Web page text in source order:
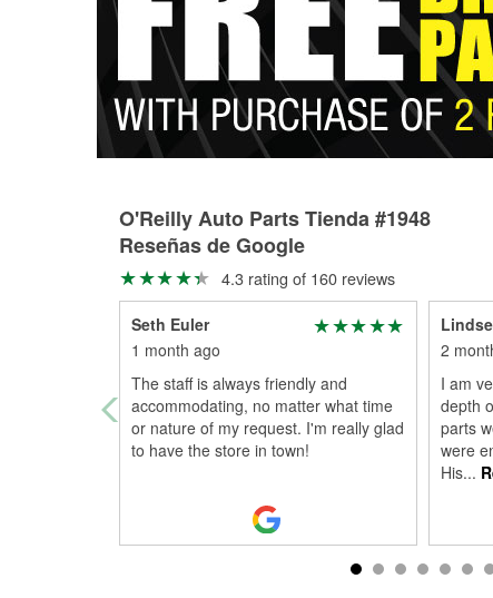
O'Reilly Auto Parts Tienda #1948
Reseñas de Google
4.3 rating of 160 reviews
Seth Euler
1 month ago
The staff is always friendly and
accommodating, no matter what time
or nature of my request. I'm really glad
to have the store in town!
2
I am
depth
parts
were
His...